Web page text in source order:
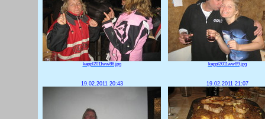
kappl2011ww86.jpg kappl2011ww89.jpg
19.02.2011 20:43 19.02.2011 21:07